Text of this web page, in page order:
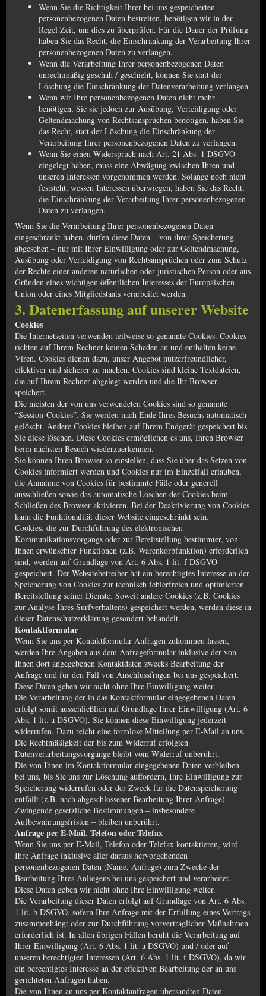
Wenn Sie die Richtigkeit Ihrer bei uns gespeicherten
personenbezogenen Daten bestreiten, benötigen wir in der
Regel Zeit, um dies zu überprüfen. Für die Dauer der Prüfung
haben Sie das Recht, die Einschränkung der Verarbeitung Ihrer
personenbezogenen Daten zu verlangen.
Wenn die Verarbeitung Ihrer personenbezogenen Daten
unrechtmäßig geschah / geschieht, können Sie statt der
Löschung die Einschränkung der Datenverarbeitung verlangen.
Wenn wir Ihre personenbezogenen Daten nicht mehr
benötigen, Sie sie jedoch zur Ausübung, Verteidigung oder
Geltendmachung von Rechtsansprüchen benötigen, haben Sie
das Recht, statt der Löschung die Einschränkung der
Verarbeitung Ihrer personenbezogenen Daten zu verlangen.
Wenn Sie einen Widerspruch nach Art. 21 Abs. 1 DSGVO
eingelegt haben, muss eine Abwägung zwischen Ihren und
unseren Interessen vorgenommen werden. Solange noch nicht
feststeht, wessen Interessen überwiegen, haben Sie das Recht,
die Einschränkung der Verarbeitung Ihrer personenbezogenen
Daten zu verlangen.
Wenn Sie die Verarbeitung Ihrer personenbezogenen Daten
eingeschränkt haben, dürfen diese Daten – von ihrer Speicherung
abgesehen – nur mit Ihrer Einwilligung oder zur Geltendmachung,
Ausübung oder Verteidigung von Rechtsansprüchen oder zum Schutz
der Rechte einer anderen natürlichen oder juristischen Person oder aus
Gründen eines wichtigen öffentlichen Interesses der Europäischen
Union oder eines Mitgliedstaats verarbeitet werden.
3. Datenerfassung auf unserer Website
Cookies
Die Internetseiten verwenden teilweise so genannte Cookies. Cookies
richten auf Ihrem Rechner keinen Schaden an und enthalten keine
Viren. Cookies dienen dazu, unser Angebot nutzerfreundlicher,
effektiver und sicherer zu machen. Cookies sind kleine Textdateien,
die auf Ihrem Rechner abgelegt werden und die Ihr Browser
speichert.
Die meisten der von uns verwendeten Cookies sind so genannte
“Session-Cookies”. Sie werden nach Ende Ihres Besuchs automatisch
gelöscht. Andere Cookies bleiben auf Ihrem Endgerät gespeichert bis
Sie diese löschen. Diese Cookies ermöglichen es uns, Ihren Browser
beim nächsten Besuch wiederzuerkennen.
Sie können Ihren Browser so einstellen, dass Sie über das Setzen von
Cookies informiert werden und Cookies nur im Einzelfall erlauben,
die Annahme von Cookies für bestimmte Fälle oder generell
ausschließen sowie das automatische Löschen der Cookies beim
Schließen des Browser aktivieren. Bei der Deaktivierung von Cookies
kann die Funktionalität dieser Website eingeschränkt sein.
Cookies, die zur Durchführung des elektronischen
Kommunikationsvorgangs oder zur Bereitstellung bestimmter, von
Ihnen erwünschter Funktionen (z.B. Warenkorbfunktion) erforderlich
sind, werden auf Grundlage von Art. 6 Abs. 1 lit. f DSGVO
gespeichert. Der Websitebetreiber hat ein berechtigtes Interesse an der
Speicherung von Cookies zur technisch fehlerfreien und optimierten
Bereitstellung seiner Dienste. Soweit andere Cookies (z.B. Cookies
zur Analyse Ihres Surfverhaltens) gespeichert werden, werden diese in
dieser Datenschutzerklärung gesondert behandelt.
Kontaktformular
Wenn Sie uns per Kontaktformular Anfragen zukommen lassen,
werden Ihre Angaben aus dem Anfrageformular inklusive der von
Ihnen dort angegebenen Kontaktdaten zwecks Bearbeitung der
Anfrage und für den Fall von Anschlussfragen bei uns gespeichert.
Diese Daten geben wir nicht ohne Ihre Einwilligung weiter.
Die Verarbeitung der in das Kontaktformular eingegebenen Daten
erfolgt somit ausschließlich auf Grundlage Ihrer Einwilligung (Art. 6
Abs. 1 lit. a DSGVO). Sie können diese Einwilligung jederzeit
widerrufen. Dazu reicht eine formlose Mitteilung per E-Mail an uns.
Die Rechtmäßigkeit der bis zum Widerruf erfolgten
Datenverarbeitungsvorgänge bleibt vom Widerruf unberührt.
Die von Ihnen im Kontaktformular eingegebenen Daten verbleiben
bei uns, bis Sie uns zur Löschung auffordern, Ihre Einwilligung zur
Speicherung widerrufen oder der Zweck für die Datenspeicherung
entfällt (z.B. nach abgeschlossener Bearbeitung Ihrer Anfrage).
Zwingende gesetzliche Bestimmungen – insbesondere
Aufbewahrungsfristen – bleiben unberührt.
Anfrage per E-Mail, Telefon oder Telefax
Wenn Sie uns per E-Mail, Telefon oder Telefax kontaktieren, wird
Ihre Anfrage inklusive aller daraus hervorgehenden
personenbezogenen Daten (Name, Anfrage) zum Zwecke der
Bearbeitung Ihres Anliegens bei uns gespeichert und verarbeitet.
Diese Daten geben wir nicht ohne Ihre Einwilligung weiter.
Die Verarbeitung dieser Daten erfolgt auf Grundlage von Art. 6 Abs.
1 lit. b DSGVO, sofern Ihre Anfrage mit der Erfüllung eines Vertrags
zusammenhängt oder zur Durchführung vorvertraglicher Maßnahmen
erforderlich ist. In allen übrigen Fällen beruht die Verarbeitung auf
Ihrer Einwilligung (Art. 6 Abs. 1 lit. a DSGVO) und / oder auf
unseren berechtigten Interessen (Art. 6 Abs. 1 lit. f DSGVO), da wir
ein berechtigtes Interesse an der effektiven Bearbeitung der an uns
gerichteten Anfragen haben.
Die von Ihnen an uns per Kontaktanfragen übersandten Daten